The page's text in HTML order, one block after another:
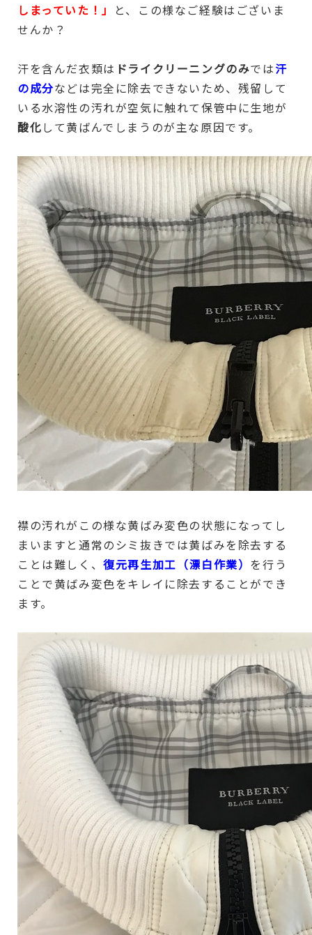
しまっていた！」
と、この様なご経験はございま
せんか？
汗を含んだ衣類は ドライクリーニングのみでは汗
の成分などは完全に除去できないため、残留して
いる水溶性の汚れが空気に触れて保管中に生地が
酸化して黄ばんでしまうのが主な原因です。
襟の汚れがこの様な黄ばみ変色の状態になってし
まいますと通常のシミ抜きでは黄ばみを除去する
ことは難しく、復元再生加工（漂白作業） を行う
ことで黄ばみ変色をキレイに除去することができ
ます。